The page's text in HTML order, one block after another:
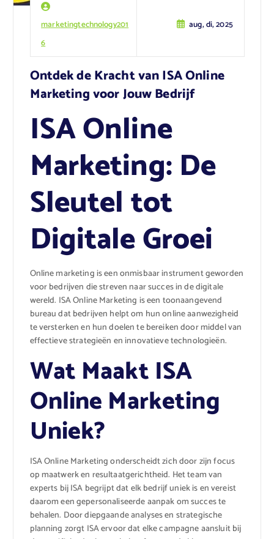
marketingtechnology201
6
aug, di, 2025
Ontdek de Kracht van ISA Online
Marketing voor Jouw Bedrijf
ISA Online
Marketing: De
Sleutel tot
Digitale Groei
Online marketing is een onmisbaar instrument geworden
voor bedrijven die streven naar succes in de digitale
wereld. ISA Online Marketing is een toonaangevend
bureau dat bedrijven helpt om hun online aanwezigheid
te versterken en hun doelen te bereiken door middel van
effectieve strategieën en innovatieve technologieën.
Wat Maakt ISA
Online Marketing
Uniek?
ISA Online Marketing onderscheidt zich door zijn focus
op maatwerk en resultaatgerichtheid. Het team van
experts bij ISA begrijpt dat elk bedrijf uniek is en vereist
daarom een gepersonaliseerde aanpak om succes te
behalen. Door diepgaande analyses en strategische
planning zorgt ISA ervoor dat elke campagne aansluit bij